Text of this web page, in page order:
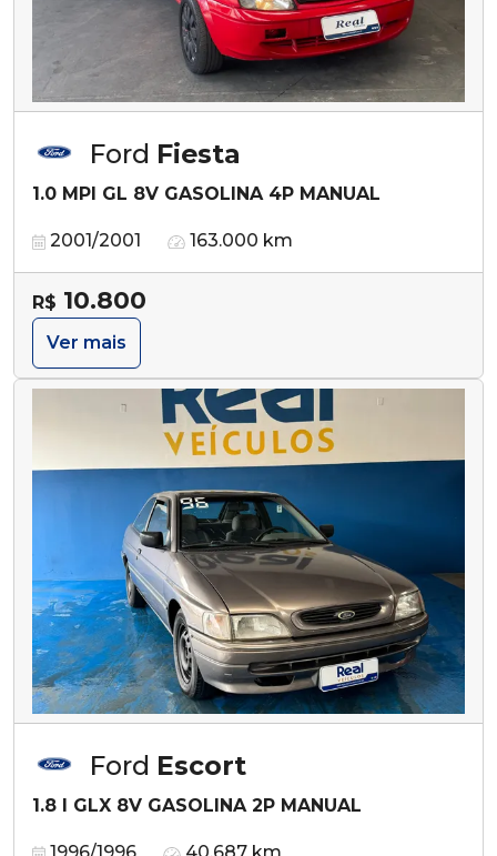
Ford Fiesta
1.0 MPI GL 8V GASOLINA 4P MANUAL
2001/2001 163.000 km
R$ 10.800
Ver mais
Ford Escort
1.8 I GLX 8V GASOLINA 2P MANUAL